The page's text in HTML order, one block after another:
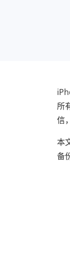
所
信
本
备